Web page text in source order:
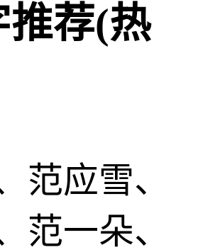
推荐(热
范应雪、
范一朵、